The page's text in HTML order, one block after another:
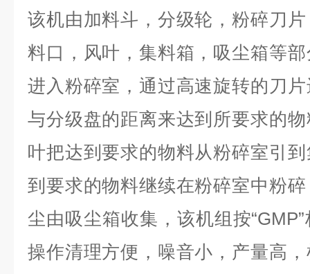
该机由加料斗，分级轮，粉碎刀
料口，风叶，集料箱，吸尘箱等
进入粉碎室，通过高速旋转的刀
与分级盘的距离来达到所要求的
叶把达到要求的物料从粉碎室引
到要求的物料继续在粉碎室中粉
尘由吸尘箱收集，该机组按
操作清理方便，噪音小，产量高